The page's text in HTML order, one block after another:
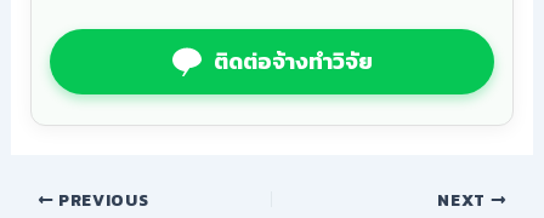
ติดต่อจ้างทำวิจัย
PREVIOUS NEXT